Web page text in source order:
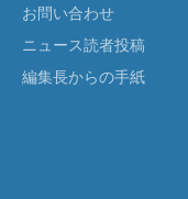
お問い合わせ
ニュース読者投稿
編集長からの手紙